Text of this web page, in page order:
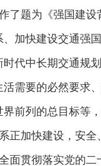
了题为《强国建
加快建设交通强
代中长期交通规
需要的必然要求
前列的总目标等
正加快建设，安
面贯彻落实党的